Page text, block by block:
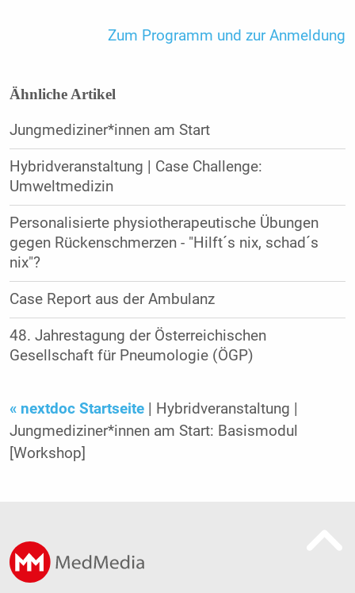
Zum Programm und zur Anmeldung
Ähnliche Artikel
Jungmediziner*innen am Start
Hybridveranstaltung | Case Challenge:
Umweltmedizin
Personalisierte physiotherapeutische Übungen
gegen Rückenschmerzen - "Hilft´s nix, schad´s
nix"?
Case Report aus der Ambulanz
48. Jahrestagung der Österreichischen
Gesellschaft für Pneumologie (ÖGP)
« nextdoc Startseite
| Hybridveranstaltung |
Jungmediziner*innen am Start: Basismodul
[Workshop]